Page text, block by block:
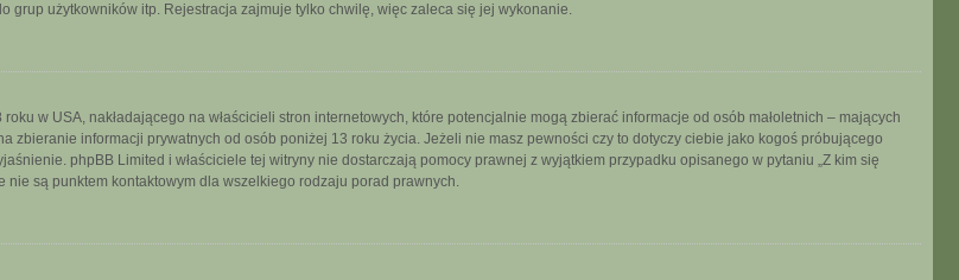
grup użytkowników itp. Rejestracja zajmuje tylko chwilę, więc zaleca się jej wykonanie.
w USA, nakładającego na właścicieli stron internetowych, które potencjalnie mogą zbierać informacje od osób małoletnich – mających
informacji prywatnych od osób poniżej 13 roku życia. Jeżeli nie masz pewności czy to dotyczy ciebie jako kogoś próbującego
phpBB Limited i właściciele tej witryny nie dostarczają pomocy prawnej z wyjątkiem przypadku opisanego w pytaniu „Z kim się
są punktem kontaktowym dla wszelkiego rodzaju porad prawnych.